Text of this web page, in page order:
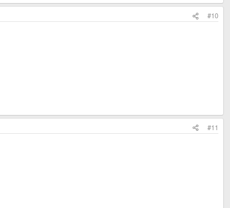
#10
#11